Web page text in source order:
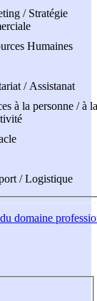
/ Stratégie
Humaines
/ Assistanat
à la personne / à la
/ Logistique
domaine